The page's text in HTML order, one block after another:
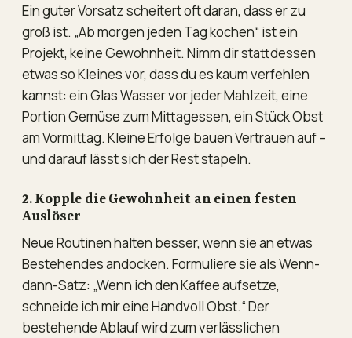
Ein guter Vorsatz scheitert oft daran, dass er zu
groß ist. „Ab morgen jeden Tag kochen“ ist ein
Projekt, keine Gewohnheit. Nimm dir stattdessen
etwas so Kleines vor, dass du es kaum verfehlen
kannst: ein Glas Wasser vor jeder Mahlzeit, eine
Portion Gemüse zum Mittagessen, ein Stück Obst
am Vormittag. Kleine Erfolge bauen Vertrauen auf –
und darauf lässt sich der Rest stapeln.
2. Kopple die Gewohnheit an einen festen
Auslöser
Neue Routinen halten besser, wenn sie an etwas
Bestehendes andocken. Formuliere sie als Wenn-
dann-Satz: „Wenn ich den Kaffee aufsetze,
schneide ich mir eine Handvoll Obst.“ Der
bestehende Ablauf wird zum verlässlichen